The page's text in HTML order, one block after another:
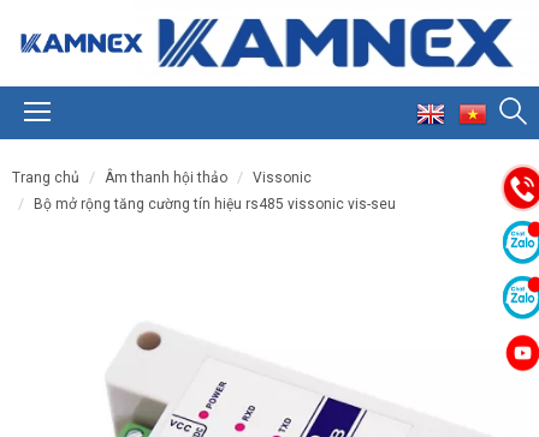
trang chủ âm thanh hội thảo
vissonic
bộ mở rộng tăng cường tín hiệu rs485 vissonic vis-seu